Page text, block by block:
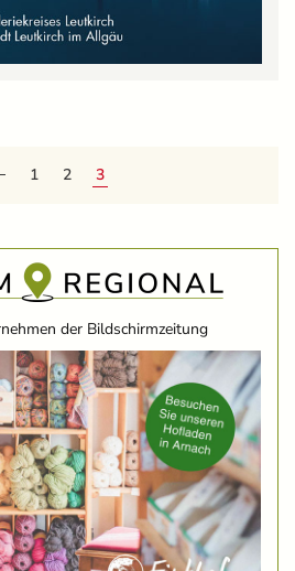
1 2 3
der Bildschirmzeitung